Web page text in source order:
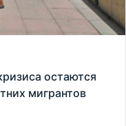
остаются
мигрантов